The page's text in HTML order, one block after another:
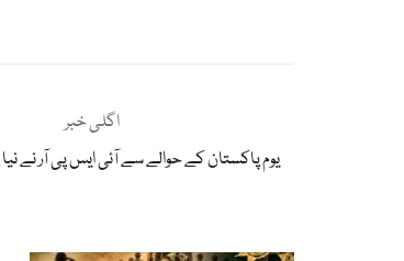
اگلی خبر
یوم پاکستان کے حوالے سے آئی ایس پی آر نے نیا